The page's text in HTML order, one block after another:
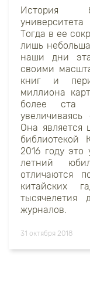
История
Тогда в ее
лишь
наши дни
своими
книг и
миллиона
более ста
Она является
библиотекой
2016 году
летний
отличаются
китайских
журналов.
31 октября 2018